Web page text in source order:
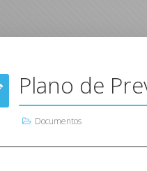
Plano de
Documentos